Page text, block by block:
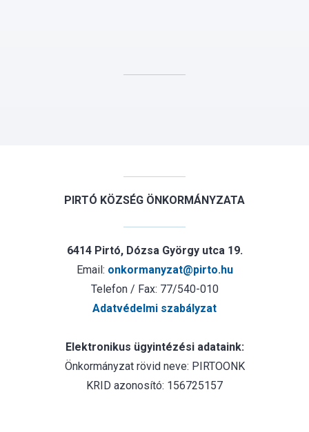
PIRTÓ KÖZSÉG ÖNKORMÁNYZATA
6414 Pirtó, Dózsa György utca 19.
Email: onkormanyzat@pirto.hu
Telefon / Fax: 77/540-010
Adatvédelmi szabályzat
Elektronikus ügyintézési adataink:
Önkormányzat rövid neve: PIRTOONK
KRID azonosító: 156725157